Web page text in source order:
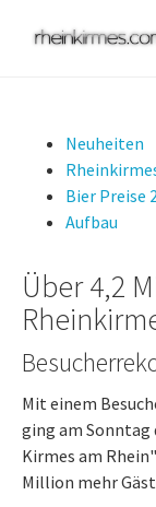
Neuheiten
Bier Preise
Aufbau
Über 4,2
Mit einem
ging am Sonntag
Kirmes am
Million mehr